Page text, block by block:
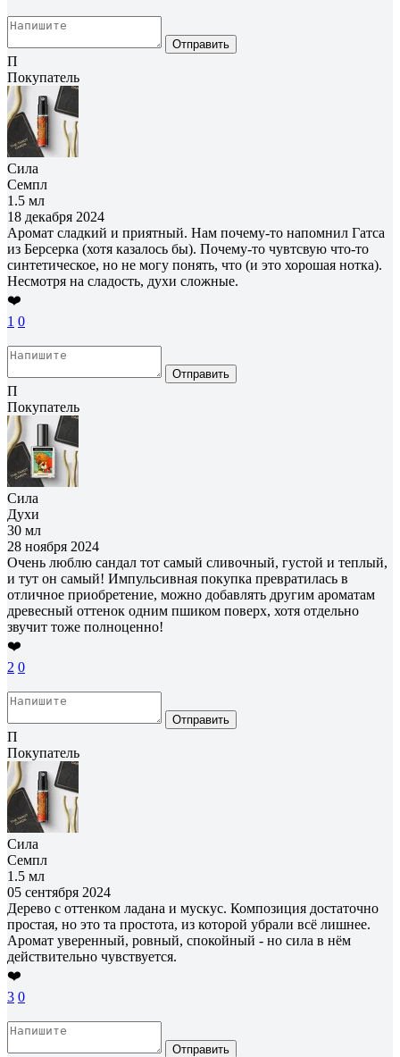
Отправить
П
Покупатель
Сила
Семпл
1.5 мл
18 декабря 2024
Аромат сладкий и приятный. Нам почему-то напомнил Гатса
из Берсерка (хотя казалось бы). Почему-то чувтсвую что-то
синтетическое, но не могу понять, что (и это хорошая нотка).
Несмотря на сладость, духи сложные.
❤️
1 0
Отправить
П
Покупатель
Сила
Духи
30 мл
28 ноября 2024
Очень люблю сандал тот самый сливочный, густой и теплый,
и тут он самый! Импульсивная покупка превратилась в
отличное приобретение, можно добавлять другим ароматам
древесный оттенок одним пшиком поверх, хотя отдельно
звучит тоже полноценно!
❤️
2 0
Отправить
П
Покупатель
Сила
Семпл
1.5 мл
05 сентября 2024
Дерево с оттенком ладана и мускус. Композиция достаточно
простая, но это та простота, из которой убрали всё лишнее.
Аромат уверенный, ровный, спокойный - но сила в нём
действительно чувствуется.
❤️
3 0
Отправить